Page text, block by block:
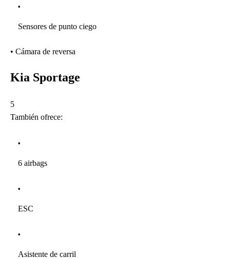
Sensores de punto ciego
• Cámara de reversa
Kia Sportage
5
También ofrece:
6 airbags
ESC
Asistente de carril